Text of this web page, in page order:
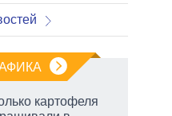
картофеля